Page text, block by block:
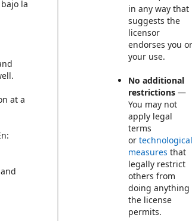
la
at a
in any way that
suggests the
licensor
endorses you
your use.
No additional
restrictions —
You may not
apply legal
terms
or
measures that
legally restrict
others from
doing anything
the license
permits.